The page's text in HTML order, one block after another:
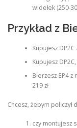
widełek (250-
Przykład z
Kupujesz DP2C
Kupujesz
Bierzesz EP4 z
219 zł
Chcesz, żebym policzył
czy montujesz